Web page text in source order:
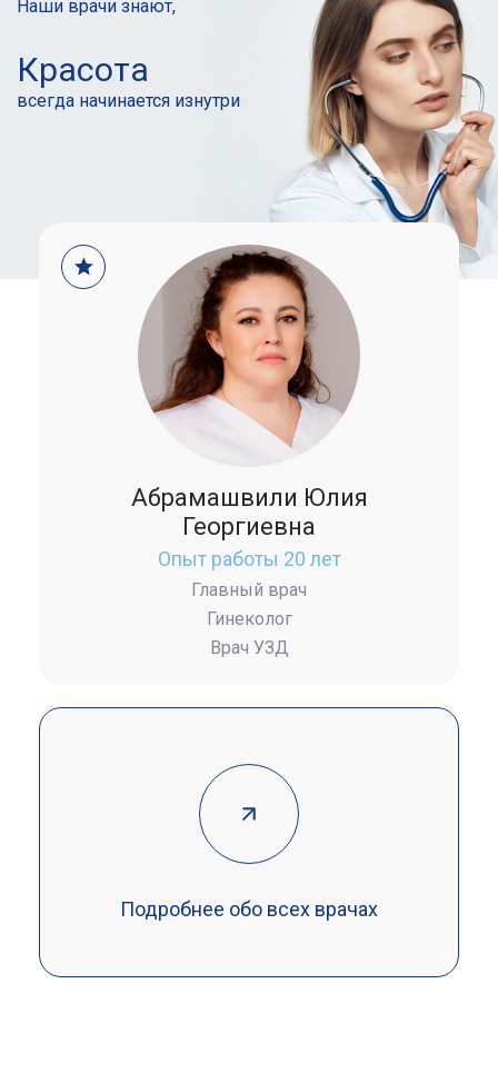
Наши врачи знают,
Красота
всегда начинается изнутри
Абрамашвили Юлия
Георгиевна
Опыт работы 20 лет
Главный врач
Гинеколог
Врач УЗД
Подробнее обо всех врачах